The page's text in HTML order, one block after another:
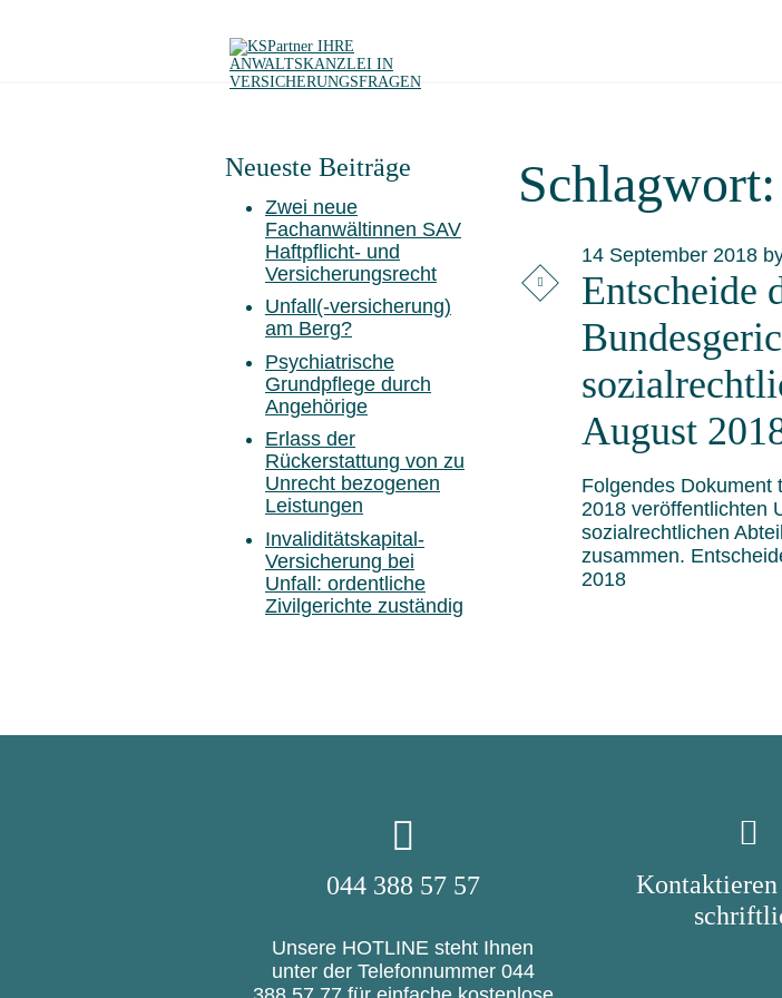
Neueste Beiträge
Zwei neue
Fachanwältinnen SAV
Haftpflicht- und
Versicherungsrecht
Unfall(-versicherung)
am Berg?
Psychiatrische
Grundpflege durch
Angehörige
Erlass der
Rückerstattung von zu
Unrecht bezogenen
Leistungen
Invaliditätskapital-
Versicherung bei
Unfall: ordentliche
Zivilgerichte zuständig
Schlagwort:
14 September 2018
Entscheide
August
Folgendes Dokument
2018 veröffentlichten
sozialrechtlichen
zusammen.
2018
044 388 57 57
Unsere HOTLINE steht Ihnen
unter der Telefonnummer 044
Kontaktieren